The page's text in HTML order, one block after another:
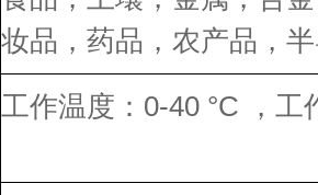
妆品，药品，农产品，
工作温度：0-40 °C ，工